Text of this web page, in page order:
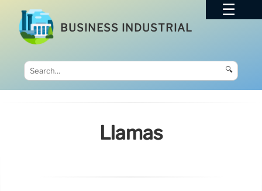
BUSINESS INDUSTRIAL
🔍
Llamas